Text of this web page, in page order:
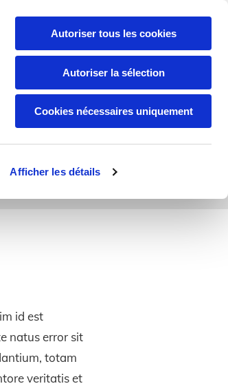
Afficher les détails
Autoriser tous les cookies
Autoriser la sélection
Cookies nécessaires uniquement
nous:03 82 54 12 31
Contact
Fake NEWS
id est
natus error sit
totam
veritatis et